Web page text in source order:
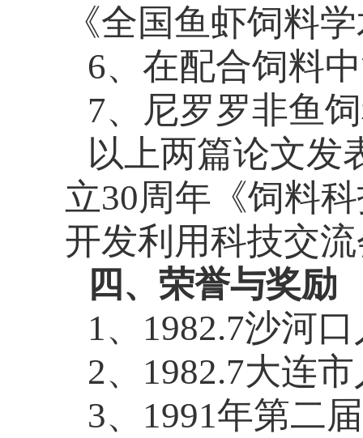
《全国鱼虾饲料
6、在配合饲料
7、尼罗罗非鱼
以上两篇论文发
立30周年《饲料
开发利用科技交
四、荣誉与奖励
1、 1982.7沙河
2、 1982.7大连
3、 1991年第二